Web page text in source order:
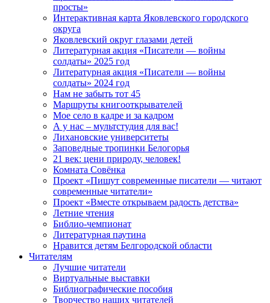
просты»
Интерактивная карта Яковлевского городского
округа
Яковлевский округ глазами детей
Литературная акция «Писатели — войны
солдаты» 2025 год
Литературная акция «Писатели — войны
солдаты» 2024 год
Нам не забыть тот 45
Маршруты книгооткрывателей
Мое село в кадре и за кадром
А у нас – мультстудия для вас!
Лихановские университеты
Заповедные тропинки Белогорья
21 век: цени природу, человек!
Комната Совёнка
Проект «Пишут современные писатели — читают
современные читатели»
Проект «Вместе открываем радость детства»
Летние чтения
Библио-чемпионат
Литературная паутина
Нравится детям Белгородской области
Читателям
Лучшие читатели
Виртуальные выставки
Библиографические пособия
Творчество наших читателей